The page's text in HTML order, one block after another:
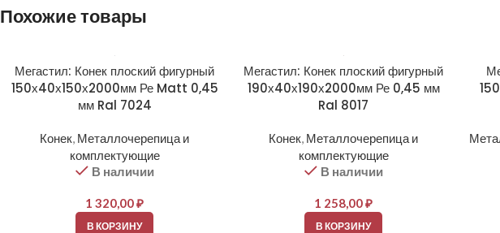
Похожие товары
Мегастил: Конек плоский фигурный
150х40х150х2000мм Ре Matt 0,45
мм Ral 7024
Конек, Металлочерепица и
комплектующие
В наличии
1 320,00₽
В КОРЗИНУ
Мегастил: Конек плоский фигурный
190х40х190х2000мм Ре 0,45 мм
Ral 8017
Конек, Металлочерепица и
комплектующие
В наличии
1 258,00₽
В КОРЗИНУ